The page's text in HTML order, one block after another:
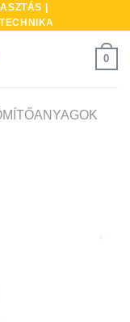
|
0